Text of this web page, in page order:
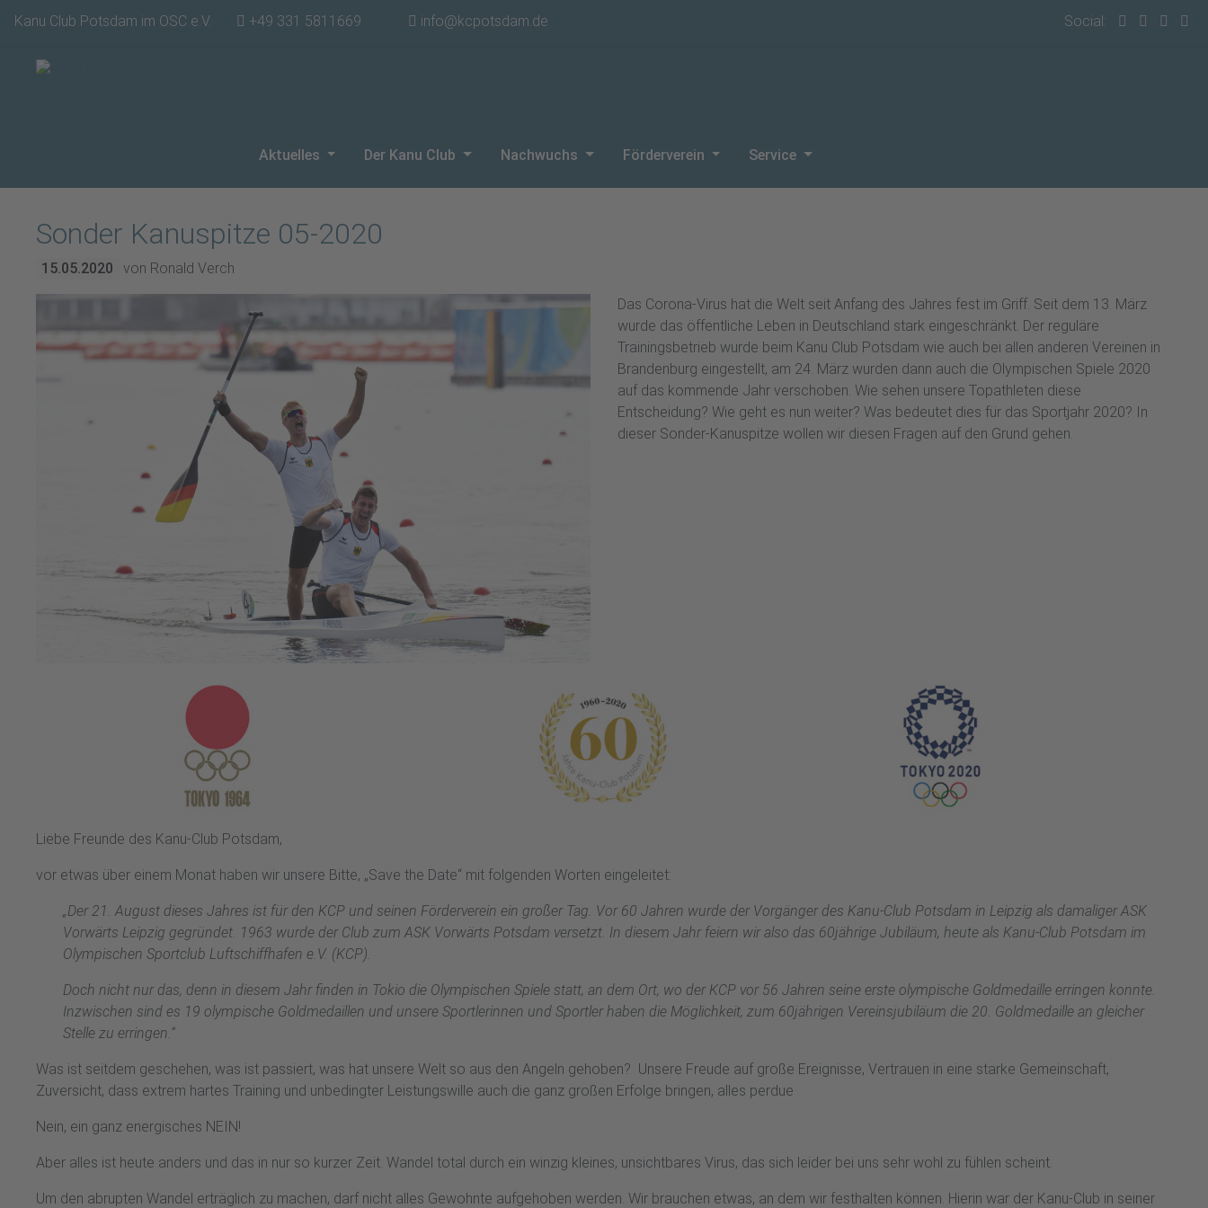
Kanu Club Potsdam im OSC e.V. +49 331 5811669 info@kcpotsdam.de Social:
Aktuelles Der Kanu Club Nachwuchs Förderverein Service
Sonder Kanuspitze 05-2020
15.05.2020 von Ronald Verch
Das Corona-Virus hat die Welt seit Anfang des Jahres fest im Griff. Seit dem 13. März
wurde das öffentliche Leben in Deutschland stark eingeschränkt. Der reguläre
Trainingsbetrieb wurde beim Kanu Club Potsdam wie auch bei allen anderen Vereinen in
Brandenburg eingestellt, am 24. März wurden dann auch die Olympischen Spiele 2020
auf das kommende Jahr verschoben. Wie sehen unsere Topathleten diese
Entscheidung? Wie geht es nun weiter? Was bedeutet dies für das Sportjahr 2020? In
dieser Sonder-Kanuspitze wollen wir diesen Fragen auf den Grund gehen.
Liebe Freunde des Kanu-Club Potsdam,
vor etwas über einem Monat haben wir unsere Bitte, „Save the Date“ mit folgenden Worten eingeleitet:
„Der 21. August dieses Jahres ist für den KCP und seinen Förderverein ein großer Tag. Vor 60 Jahren wurde der Vorgänger des Kanu-Club Potsdam in Leipzig als damaliger ASK
Vorwärts Leipzig gegründet. 1963 wurde der Club zum ASK Vorwärts Potsdam versetzt. In diesem Jahr feiern wir also das 60jährige Jubiläum, heute als Kanu-Club Potsdam im
Olympischen Sportclub Luftschiffhafen e.V. (KCP).
Doch nicht nur das, denn in diesem Jahr finden in Tokio die Olympischen Spiele statt, an dem Ort, wo der KCP vor 56 Jahren seine erste olympische Goldmedaille erringen konnte.
Inzwischen sind es 19 olympische Goldmedaillen und unsere Sportlerinnen und Sportler haben die Möglichkeit, zum 60jährigen Vereinsjubiläum die 20. Goldmedaille an gleicher
Stelle zu erringen.“
Was ist seitdem geschehen, was ist passiert, was hat unsere Welt so aus den Angeln gehoben? Unsere Freude auf große Ereignisse, Vertrauen in eine starke Gemeinschaft,
Zuversicht, dass extrem hartes Training und unbedingter Leistungswille auch die ganz großen Erfolge bringen, alles perdue
Nein, ein ganz energisches NEIN!
Aber alles ist heute anders und das in nur so kurzer Zeit. Wandel total durch ein winzig kleines, unsichtbares Virus, das sich leider bei uns sehr wohl zu fühlen scheint.
Um den abrupten Wandel erträglich zu machen, darf nicht alles Gewohnte aufgehoben werden. Wir brauchen etwas, an dem wir festhalten können. Hierin war der Kanu-Club in seiner